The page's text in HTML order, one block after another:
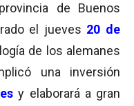
de Buenos
el jueves 20 de
de los alemanes
una inversión
y elaborará a gran